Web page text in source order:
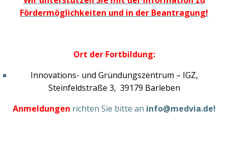
Fördermöglichkeiten und in der Beantragung!
Ort der Fortbildung:
Innovations- und Gründungszentrum – IGZ,
Steinfeldstraße 3, 39179 Barleben
Anmeldungen richten Sie bitte an info@medvia.de!